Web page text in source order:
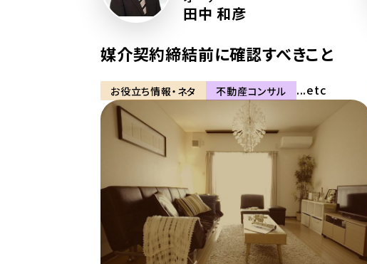
田中 和彦
媒介契約締結前に確認すべきこと
お役立ち情報・ネタ 不動産コンサル ...etc